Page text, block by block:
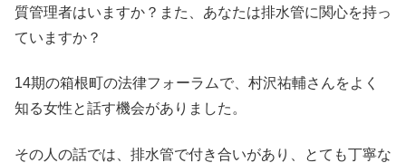
質管理者はいますか？また、あなたは排水管に関心を持っ
ていますか？
14期の箱根町の法律フォーラムで、村沢祐輔さんをよく
知る女性と話す機会がありました。
その人の話では、排水管で付き合いがあり、とても丁寧な